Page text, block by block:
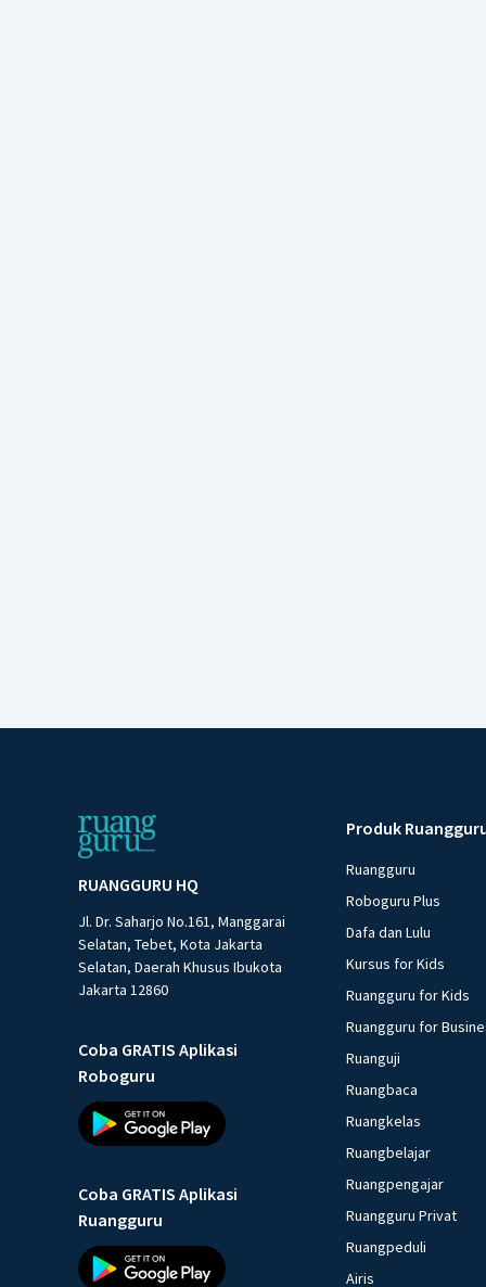
RUANGGURU HQ
Jl. Dr. Saharjo No.161, Manggarai
Selatan, Tebet, Kota Jakarta
Selatan, Daerah Khusus Ibukota
Jakarta 12860
Coba GRATIS Aplikasi
Roboguru
Coba GRATIS Aplikasi
Ruangguru
Produk
Ruangguru
Roboguru Plus
Dafa dan Lulu
Kursus for Kids
Ruangguru for Kids
Ruangguru for
Ruanguji
Ruangbaca
Ruangkelas
Ruangbelajar
Ruangpengajar
Ruangguru Privat
Ruangpeduli
Airis